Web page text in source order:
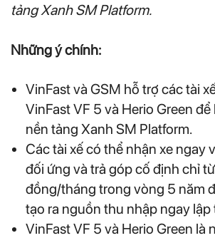
tảng Xanh SM Platform.
Những ý chính:
VinFast và GSM hỗ trợ các tài
VinFast VF 5 và Herio Green
nền tảng Xanh SM Platform.
Các tài xế có thể nhận xe ngay
đối ứng và trả góp cố định chỉ
đồng/tháng trong vòng 5 năm
tạo ra nguồn thu nhập ngay lập
VinFast VF 5 và Herio Green là